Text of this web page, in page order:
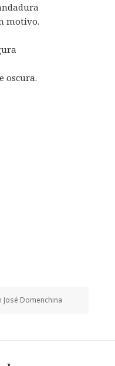
motivo.
oscura.
José Domenchina